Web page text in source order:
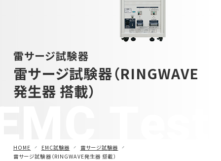
雷サージ試験器
雷サージ試験器（RINGWAVE
発生器 搭載）
HOME EMC試験器
雷サージ試験器
雷サージ試験器（RINGWAVE発生器 搭載）
電源電圧変動試験器・その他試験器
減衰振動波試験器
車載用EMC試験器